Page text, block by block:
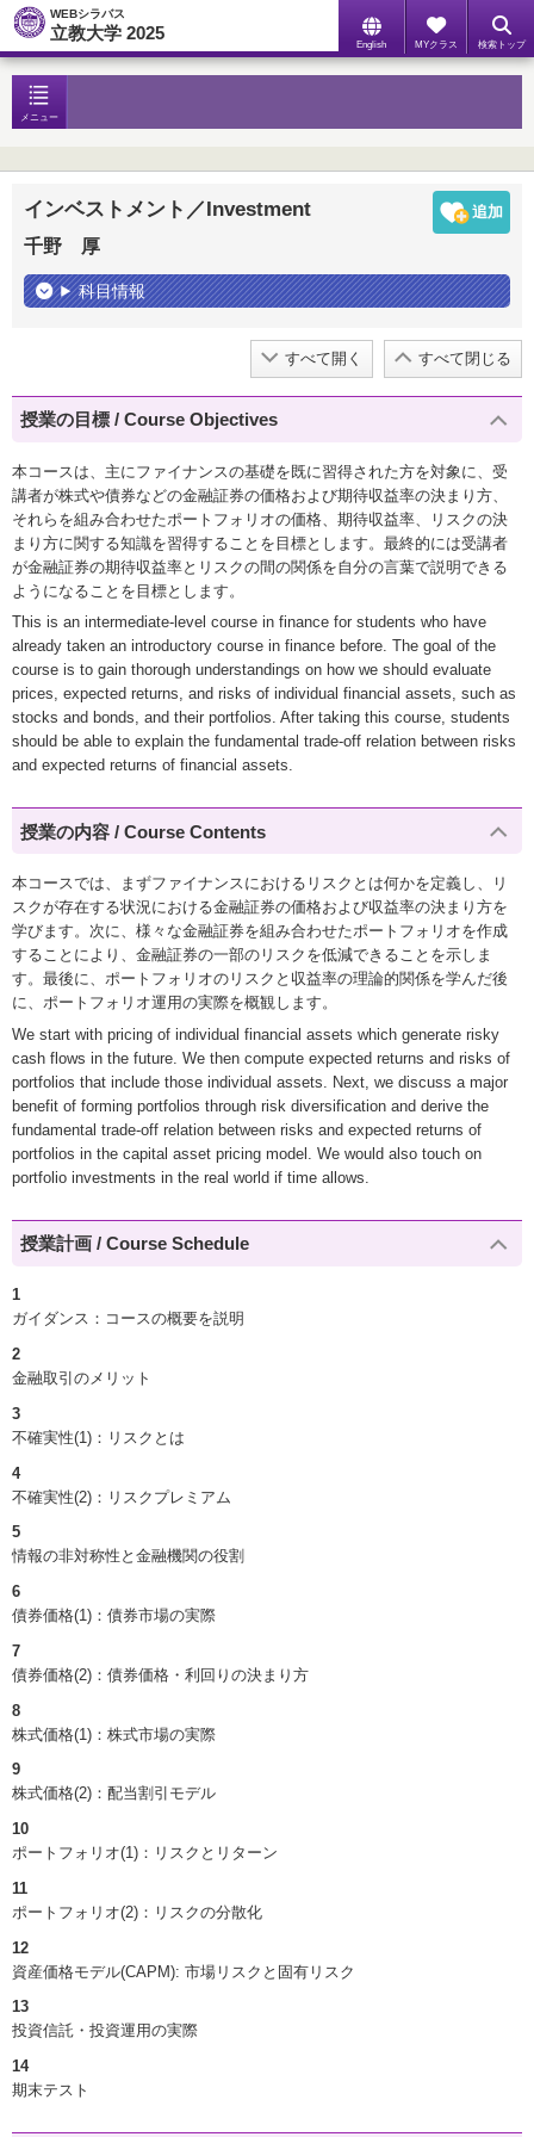
WEBシラバス
立教大学 2025
English MYクラス 検索トップ
メニュー
インベストメント／Investment
千野 厚
科目情報
すべて開く すべて閉じる
授業の目標 / Course Objectives
本コースは、主にファイナンスの基礎を既に習得された方を対象に、受
講者が株式や債券などの金融証券の価格および期待収益率の決まり方、
それらを組み合わせたポートフォリオの価格、期待収益率、リスクの決
まり方に関する知識を習得することを目標とします。最終的には受講者
が金融証券の期待収益率とリスクの間の関係を自分の言葉で説明できる
ようになることを目標とします。
This is an intermediate-level course in finance for students who have
already taken an introductory course in finance before. The goal of the
course is to gain thorough understandings on how we should evaluate
prices, expected returns, and risks of individual financial assets, such as
stocks and bonds, and their portfolios. After taking this course, students
should be able to explain the fundamental trade-off relation between risks
and expected returns of financial assets.
授業の内容 / Course Contents
本コースでは、まずファイナンスにおけるリスクとは何かを定義し、リ
スクが存在する状況における金融証券の価格および収益率の決まり方を
学びます。次に、様々な金融証券を組み合わせたポートフォリオを作成
することにより、金融証券の一部のリスクを低減できることを示しま
す。最後に、ポートフォリオのリスクと収益率の理論的関係を学んだ後
に、ポートフォリオ運用の実際を概観します。
We start with pricing of individual financial assets which generate risky
cash flows in the future. We then compute expected returns and risks of
portfolios that include those individual assets. Next, we discuss a major
benefit of forming portfolios through risk diversification and derive the
fundamental trade-off relation between risks and expected returns of
portfolios in the capital asset pricing model. We would also touch on
portfolio investments in the real world if time allows.
授業計画 / Course Schedule
1
ガイダンス：コースの概要を説明
2
金融取引のメリット
3
不確実性(1)：リスクとは
4
不確実性(2)：リスクプレミアム
5
情報の非対称性と金融機関の役割
6
債券価格(1)：債券市場の実際
7
債券価格(2)：債券価格・利回りの決まり方
8
株式価格(1)：株式市場の実際
9
株式価格(2)：配当割引モデル
10
ポートフォリオ(1)：リスクとリターン
11
ポートフォリオ(2)：リスクの分散化
12
資産価格モデル(CAPM): 市場リスクと固有リスク
13
投資信託・投資運用の実際
14
期末テスト